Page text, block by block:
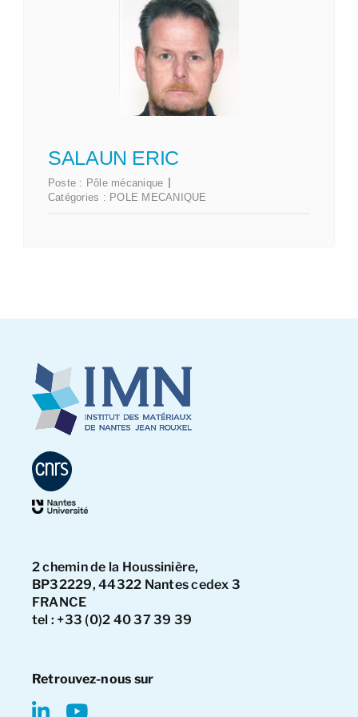
SALAUN ERIC
Poste : Pôle mécanique
Catégories : POLE MECANIQUE
2 chemin de la Houssinière,
BP32229, 44322 Nantes cedex 3
FRANCE
tel : +33 (0)2 40 37 39 39
Retrouvez-nous sur